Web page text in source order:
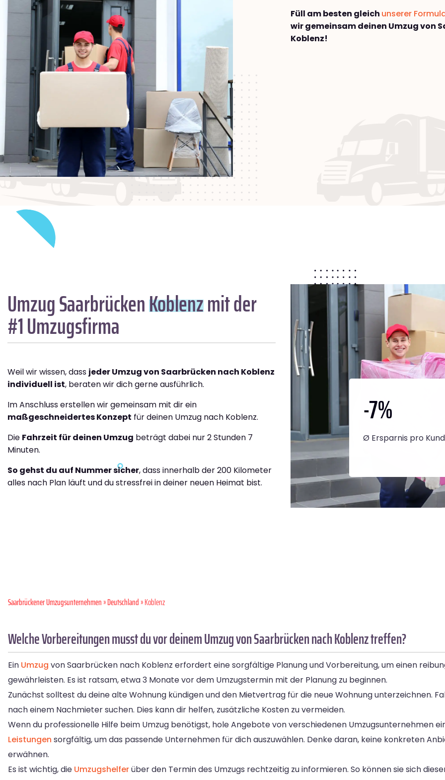
Füll am besten gleich unserer
wir gemeinsam deinen Umzug von
Koblenz!
Umzug SaarbrückenKoblenzmit der
#1 Umzugsfirma
Weil wir wissen, dass jeder Umzug von Saarbrücken nach Koblenz
individuell ist, beraten wir dich gerne ausführlich.
Im Anschluss erstellen wir gemeinsam mit dir ein
maßgeschneidertes Konzept für deinen Umzug nach Koblenz.
Die Fahrzeit für deinen Umzug beträgt dabei nur 2 Stunden 7
Minuten.
So gehst du auf Nummer sicher, dass innerhalb der 200 Kilometer
alles nach Plan läuft und du stressfrei in deiner neuen Heimat bist.
-7%
Ø Ersparnis pro
Saarbrückener Umzugsunternehmen»Deutschland» Koblenz
Welche Vorbereitungen musst du vor deinem Umzug von Saarbrücken nach Koblenz treffen?
Ein Umzug von Saarbrücken nach Koblenz erfordert eine sorgfältige Planung und Vorbereitung, um einen
gewährleisten. Es ist ratsam, etwa 3 Monate vor dem Umzugstermin mit der Planung zu beginnen.
Zunächst solltest du deine alte Wohnung kündigen und den Mietvertrag für die neue Wohnung unterzeichnen.
nach einem Nachmieter suchen. Dies kann dir helfen, zusätzliche Kosten zu vermeiden.
Wenn du professionelle Hilfe beim Umzug benötigst, hole Angebote von verschiedenen Umzugsunternehmen
Leistungen sorgfältig, um das passende Unternehmen für dich auszuwählen. Denke daran, keine konkreten
erwähnen.
Es ist wichtig, die Umzugshelferüber den Termin des Umzugs rechtzeitig zu informieren. So können sie sich